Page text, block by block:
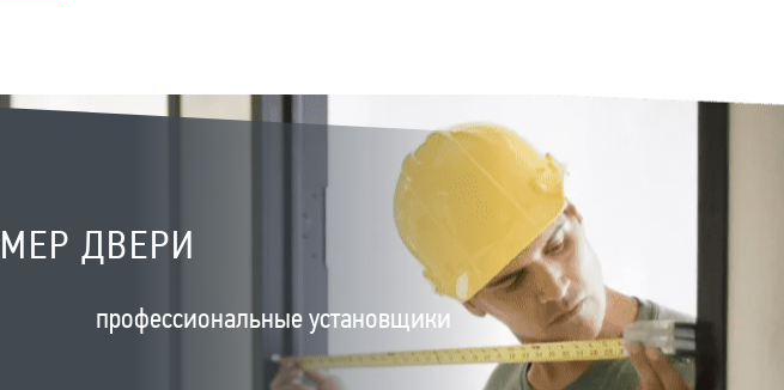
ДВЕРИ
профессиональные установщики